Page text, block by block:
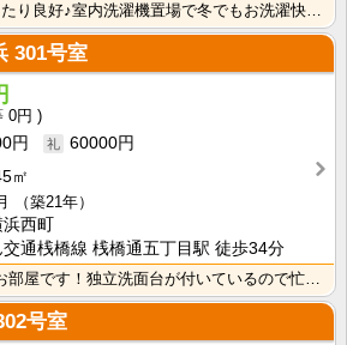
南向きバルコニー・日当たり良好♪室内洗濯機置場で冬でもお洗濯快適！
301号室
0円
円
60000円
㎡
（築21年）
西町
交通桟橋線 桟橋通五丁目駅 徒歩34分
横浜西町にある2LDKのお部屋です！独立洗面台が付いているので忙しい朝の身支度も快適です！室内洗濯機･･･
号室